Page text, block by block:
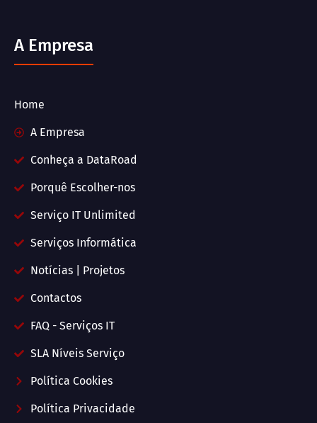
A Empresa
Home
A Empresa
Conheça a DataRoad
Porquê Escolher-nos
Serviço IT Unlimited
Serviços Informática
Notícias | Projetos
Contactos
FAQ - Serviços IT
SLA Níveis Serviço
Política Cookies
Política Privacidade